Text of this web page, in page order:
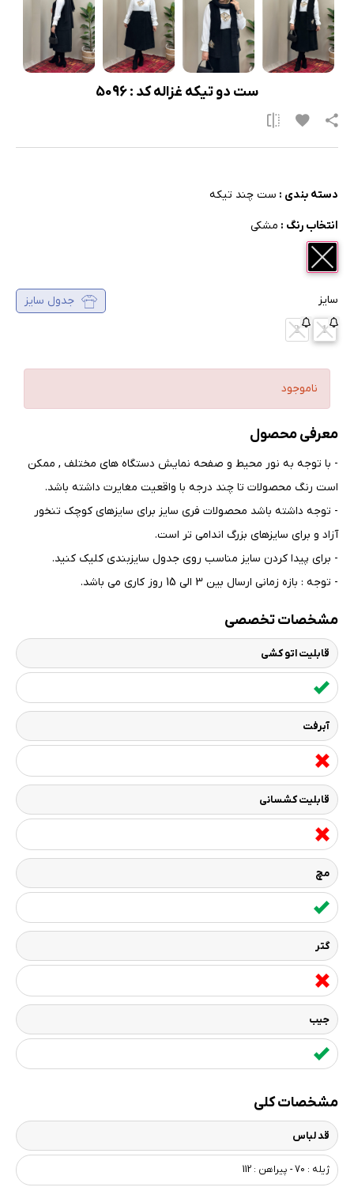
ست دو تیکه غزاله کد : 5096
دسته بندی : ست چند تیکه
انتخاب رنگ : مشکی
سایز جدول سایز
1
2
ناموجود
معرفی محصول
- با توجه به نور محیط و صفحه نمایش دستگاه های مختلف , ممکن
است رنگ محصولات تا چند درجه با واقعیت مغایرت داشته باشد.
- توجه داشته باشد محصولات فری سایز برای سایزهای کوچک تنخور
آزاد و برای سایزهای بزرگ اندامی تر است.
- برای پیدا کردن سایز مناسب روی جدول سایزبندی کلیک کنید.
- توجه : بازه زمانی ارسال بین 3 الی 15 روز کاری می باشد.
مشخصات تخصصی
قابلیت اتو کشی
آبرفت
قابلیت کشسانی
مچ
گتر
جیب
مشخصات کلی
قد لباس
ژیله : 70 - پیراهن : 112